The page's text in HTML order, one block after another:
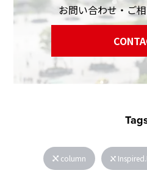
お問い合わせ・ご
column